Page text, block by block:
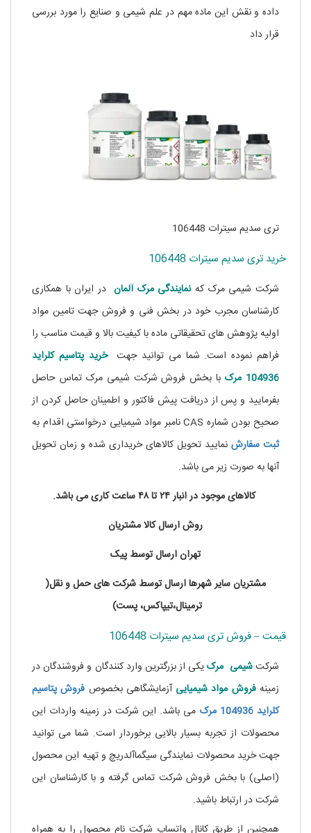
داده و نقش این ماده مهم در علم شیمی و صنایع را مورد بررسی
قرار داد
تری سدیم سیترات 106448
خرید تری سدیم سیترات 106448
شرکت شیمی مرک که نمایندگی مرک آلمان در ایران با همکاری
کارشناسان مجرب خود در بخش فنی و فروش جهت تامین مواد
اولیه پژوهش های تحقیقاتی ماده با کیفیت بالا و قیمت مناسب را
فراهم نموده است. شما می توانید جهتخرید پتاسیم کلراید
104936 مرک
با بخش فروش شرکت شیمی مرک تماس حاصل
بفرمایید و پس از دریافت پیش فاکتور و اطمینان حاصل کردن از
صحیح بودن شماره CAS نامبر مواد شیمیایی درخواستی اقدام به
ثبت سفارش نمایید تحویل کالاهای خریداری شده و زمان تحویل
آنها به صورت زیر می باشد.
کالاهای موجود در انبار ۲۴ تا ۴۸ ساعت کاری می باشد.
روش ارسال کالا مشتریان
تهران ارسال توسط پیک
مشتریان سایر شهرها ارسال توسط شرکت های حمل و نقل(
ترمینال،تیپاکس، پست)
قیمت – فروش تری سدیم سیترات 106448
شرکتشیمی مرکیکی از بزرگترین وارد کنندگان و فروشندگان در
زمینهفروش مواد شیمیایی آزمایشگاهی بخصوص فروش پتاسیم
کلراید 104936 مرک
می باشد. این شرکت در زمینه واردات این
محصولات از تجربه بسیار بالایی برخوردار است. شما می توانید
جهت خرید محصولات نمایندگی سیگماآلدریچ و تهیه این محصول
(اصلی) با بخش فروش شرکت تماس گرفته و با کارشناسان این
شرکت در ارتباط باشید.
همچنین از طریق کانال واتساپ شرکت نام محصول را به همراه